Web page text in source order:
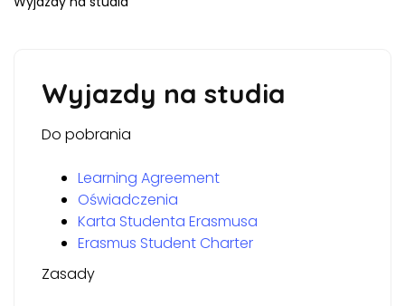
Wyjazdy na studia
Do pobrania
Learning Agreement
Oświadczenia
Karta Studenta Erasmusa
Erasmus Student Charter
Zasady